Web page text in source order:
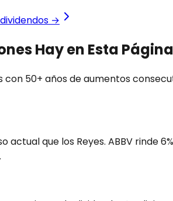
→
Hay en Esta
con 50+ años de aumentos
actual que los Reyes. ABBV rinde